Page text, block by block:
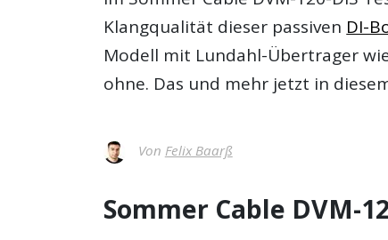
Klangqualität dieser passiven DI-
Modell mit Lundahl-Übertrager
ohne. Das und mehr jetzt in
Von Felix Baarß
Sommer Cable DVM-